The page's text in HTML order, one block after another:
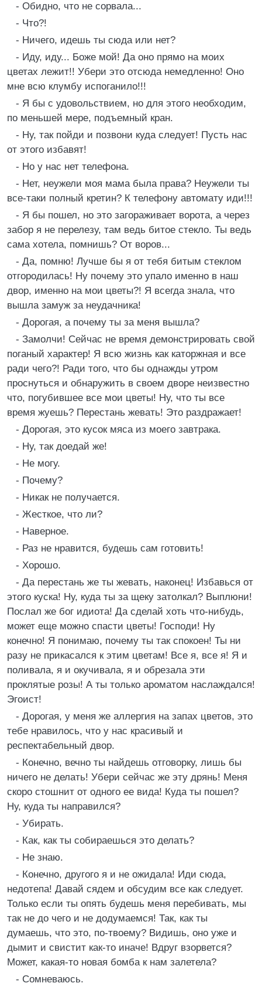
- Обидно, что не сорвала...
- Что?!
- Ничего, идешь ты сюда или нет?
- Иду, иду... Боже мой! Да оно прямо на моих
цветах лежит!! Убери это отсюда немедленно! Оно
мне всю клумбу испоганило!!!
- Я бы с удовольствием, но для этого необходим,
по меньшей мере, подъемный кран.
- Ну, так пойди и позвони куда следует! Пусть нас
от этого избавят!
- Но у нас нет телефона.
- Нет, неужели моя мама была права? Неужели ты
все-таки полный кретин? К телефону автомату иди!!!
- Я бы пошел, но это загораживает ворота, а через
забор я не перелезу, там ведь битое стекло. Ты ведь
сама хотела, помнишь? От воров...
- Да, помню! Лучше бы я от тебя битым стеклом
отгородилась! Ну почему это упало именно в наш
двор, именно на мои цветы?! Я всегда знала, что
вышла замуж за неудачника!
- Дорогая, а почему ты за меня вышла?
- Замолчи! Сейчас не время демонстрировать свой
поганый характер! Я всю жизнь как каторжная и все
ради чего?! Ради того, что бы однажды утром
проснуться и обнаружить в своем дворе неизвестно
что, погубившее все мои цветы! Ну, что ты все
время жуешь? Перестань жевать! Это раздражает!
- Дорогая, это кусок мяса из моего завтрака.
- Ну, так доедай же!
- Не могу.
- Почему?
- Никак не получается.
- Жесткое, что ли?
- Наверное.
- Раз не нравится, будешь сам готовить!
- Хорошо.
- Да перестань же ты жевать, наконец! Избавься от
этого куска! Ну, куда ты за щеку затолкал? Выплюни!
Послал же бог идиота! Да сделай хоть что-нибудь,
может еще можно спасти цветы! Господи! Ну
конечно! Я понимаю, почему ты так спокоен! Ты ни
разу не прикасался к этим цветам! Все я, все я! Я и
поливала, я и окучивала, я и обрезала эти
проклятые розы! А ты только ароматом наслаждался!
Эгоист!
- Дорогая, у меня же аллергия на запах цветов, это
тебе нравилось, что у нас красивый и
респектабельный двор.
- Конечно, вечно ты найдешь отговорку, лишь бы
ничего не делать! Убери сейчас же эту дрянь! Меня
скоро стошнит от одного ее вида! Куда ты пошел?
Ну, куда ты направился?
- Убирать.
- Как, как ты собираешься это делать?
- Не знаю.
- Конечно, другого я и не ожидала! Иди сюда,
недотепа! Давай сядем и обсудим все как следует.
Только если ты опять будешь меня перебивать, мы
так не до чего и не додумаемся! Так, как ты
думаешь, что это, по-твоему? Видишь, оно уже и
дымит и свистит как-то иначе! Вдруг взорвется?
Может, какая-то новая бомба к нам залетела?
- Сомневаюсь.